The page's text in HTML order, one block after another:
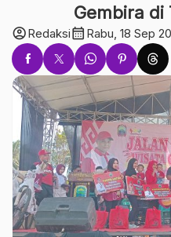
Gembira di
account_circleRedaksicalendar_month Rabu, 18 Sep